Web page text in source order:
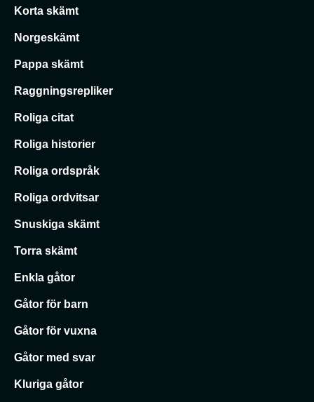
Korta skämt
Norgeskämt
Pappa skämt
Raggningsrepliker
Roliga citat
Roliga historier
Roliga ordspråk
Roliga ordvitsar
Snuskiga skämt
Torra skämt
Enkla gåtor
Gåtor för barn
Gåtor för vuxna
Gåtor med svar
Kluriga gåtor